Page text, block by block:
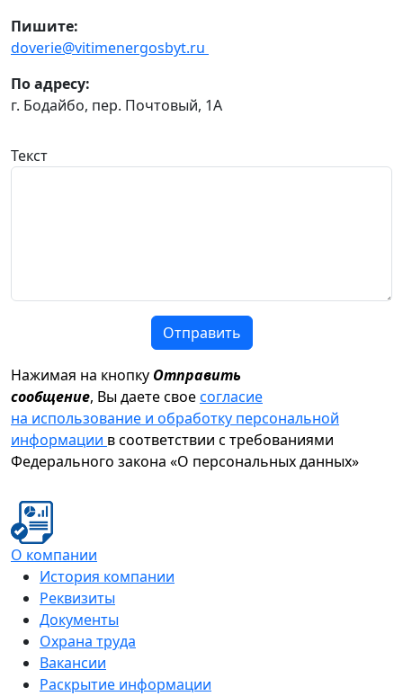
Пишите:
doverie@vitimenergosbyt.ru
По адресу:
г. Бодайбо, пер. Почтовый, 1А
Текст
Отправить
Нажимая на кнопку Отправить
сообщение, Вы даете своесогласие
на использование и обработку персональной
информации в соответствии с требованиями
Федерального закона «О персональных данных»
О компании
История компании
Реквизиты
Документы
Охрана труда
Вакансии
Раскрытие информации